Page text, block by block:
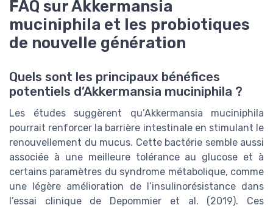
FAQ sur Akkermansia
muciniphila et les probiotiques
de nouvelle génération
Quels sont les principaux bénéfices
potentiels d’Akkermansia muciniphila ?
Les études suggèrent qu’Akkermansia muciniphila
pourrait renforcer la barrière intestinale en stimulant le
renouvellement du mucus. Cette bactérie semble aussi
associée à une meilleure tolérance au glucose et à
certains paramètres du syndrome métabolique, comme
une légère amélioration de l’insulinorésistance dans
l’essai clinique de Depommier et al. (2019). Ces